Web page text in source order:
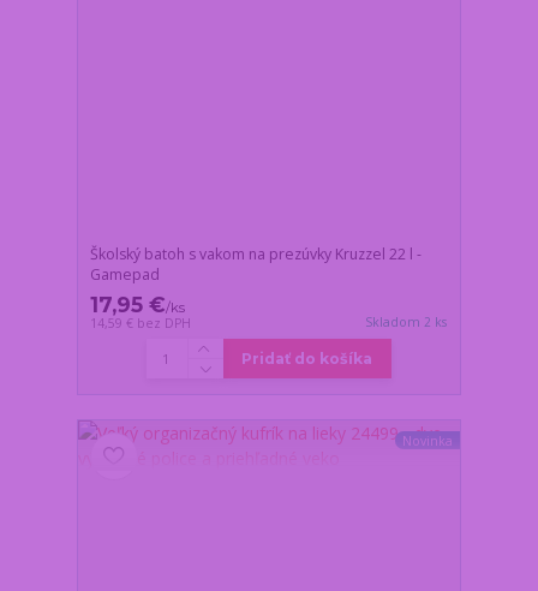
Školský batoh s vakom na prezúvky Kruzzel 22 l -
Gamepad
17,95 €/ks
14,59 € bez DPH Skladom 2 ks
Pridať do košíka
Novinka